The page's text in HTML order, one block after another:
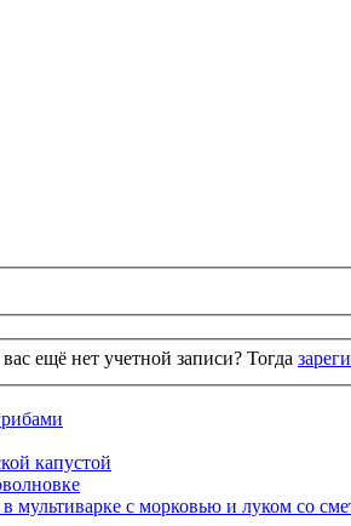
ещё нет учетной записи? Тогда
капустой
мультиварке с морковью и луком со